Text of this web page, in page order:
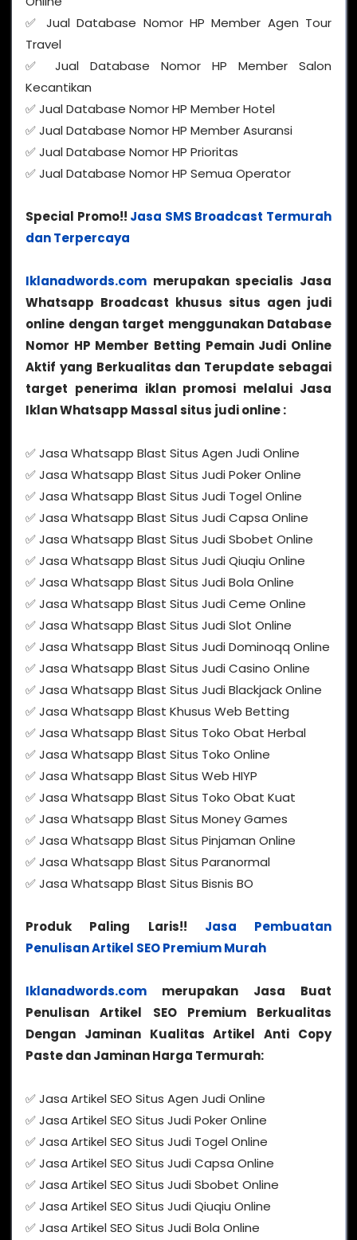
✅ Jual Database Nomor HP Member Agen Tour
Travel
✅ Jual Database Nomor HP Member Salon
Kecantikan
✅ Jual Database Nomor HP Member Hotel
✅ Jual Database Nomor HP Member Asuransi
✅ Jual Database Nomor HP Prioritas
✅ Jual Database Nomor HP Semua Operator
Special Promo!! Jasa SMS Broadcast Termurah
dan Terpercaya
Iklanadwords.com merupakan specialis Jasa
Whatsapp Broadcast khusus situs agen judi
online dengan target menggunakan Database
Nomor HP Member Betting Pemain Judi Online
Aktif yang Berkualitas dan Terupdate sebagai
target penerima iklan promosi melalui Jasa
Iklan Whatsapp Massal situs judi online :
✅ Jasa Whatsapp Blast Situs Agen Judi Online
✅ Jasa Whatsapp Blast Situs Judi Poker Online
✅ Jasa Whatsapp Blast Situs Judi Togel Online
✅ Jasa Whatsapp Blast Situs Judi Capsa Online
✅ Jasa Whatsapp Blast Situs Judi Sbobet Online
✅ Jasa Whatsapp Blast Situs Judi Qiuqiu Online
✅ Jasa Whatsapp Blast Situs Judi Bola Online
✅ Jasa Whatsapp Blast Situs Judi Ceme Online
✅ Jasa Whatsapp Blast Situs Judi Slot Online
✅ Jasa Whatsapp Blast Situs Judi Dominoqq Online
✅ Jasa Whatsapp Blast Situs Judi Casino Online
✅ Jasa Whatsapp Blast Situs Judi Blackjack Online
✅ Jasa Whatsapp Blast Khusus Web Betting
✅ Jasa Whatsapp Blast Situs Toko Obat Herbal
✅ Jasa Whatsapp Blast Situs Toko Online
✅ Jasa Whatsapp Blast Situs Web HIYP
✅ Jasa Whatsapp Blast Situs Toko Obat Kuat
✅ Jasa Whatsapp Blast Situs Money Games
✅ Jasa Whatsapp Blast Situs Pinjaman Online
✅ Jasa Whatsapp Blast Situs Paranormal
✅ Jasa Whatsapp Blast Situs Bisnis BO
Produk Paling Laris!! Jasa Pembuatan
Penulisan Artikel SEO Premium Murah
Iklanadwords.com merupakan Jasa Buat
Penulisan Artikel SEO Premium Berkualitas
Dengan Jaminan Kualitas Artikel Anti Copy
Paste dan Jaminan Harga Termurah:
✅ Jasa Artikel SEO Situs Agen Judi Online
✅ Jasa Artikel SEO Situs Judi Poker Online
✅ Jasa Artikel SEO Situs Judi Togel Online
✅ Jasa Artikel SEO Situs Judi Capsa Online
✅ Jasa Artikel SEO Situs Judi Sbobet Online
✅ Jasa Artikel SEO Situs Judi Qiuqiu Online
✅ Jasa Artikel SEO Situs Judi Bola Online